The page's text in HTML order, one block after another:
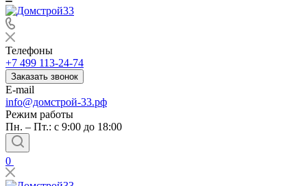
Телефоны
+7 499 113-24-74
Заказать звонок
E-mail
info@домстрой-33.рф
Режим работы
Пн. – Пт.: с 9:00 до 18:00
0